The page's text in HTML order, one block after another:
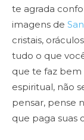
te agrada
imagens de
cristais,
tudo o que
que te faz bem
espiritual, não
pensar, pense
que paga suas